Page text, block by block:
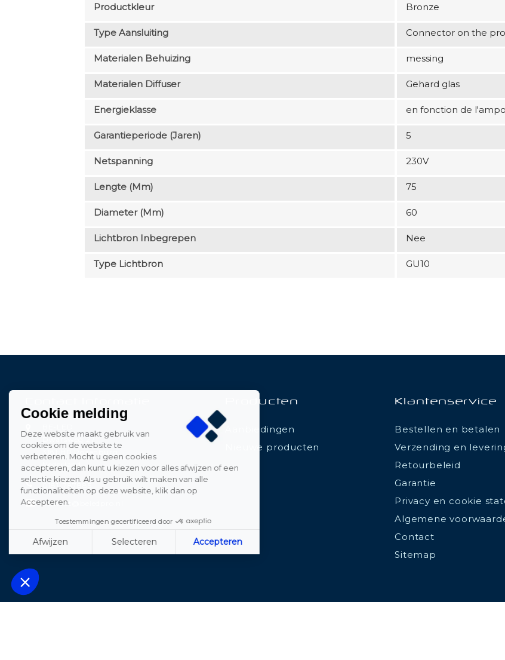
Productkleur Bronze
Type Aansluiting Connector on the
Materialen Behuizing messing
Materialen Diffuser Gehard glas
Energieklasse en fonction de
Garantieperiode (jaren) 5
Netspanning 230V
Lengte (mm) 75
Diameter (mm) 60
Lichtbron Inbegrepen Nee
Type Lichtbron GU10
Dwarsweg 27
3181 HP Rozenburg
Nederland
0181-787885
contact@beledpro.nl
Producten
Aanbiedingen
Nieuwe producten
Klantenservice
Bestellen en betalen
Verzending en
Retourbeleid
Garantie
Privacy en cookie
Algemene
Contact
Sitemap
Cookie melding
Deze website maakt gebruik van
cookies om de website te
verbeteren. Mocht u geen cookies
accepteren, dan kunt u kiezen voor alles afwijzen of een
selectie kiezen. Als u gebruik wilt maken van alle
functionaliteiten op deze website, klik dan op
Accepteren.
Toestemmingen gecertificeerd door
Afwijzen Selecteren Accepteren
Notre plateforme vous permet d'adapter et de gérer vos paramètres de confidentialité, en garantissant la conformité avec